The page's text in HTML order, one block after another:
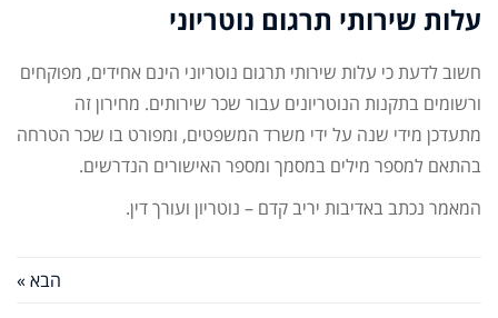
עלות שירותי תרגום נוטריוני
חשוב לדעת כי עלות שירותי תרגום נוטריוני הינם אחידים, מפוקחים
ורשומים בתקנות הנוטריונים עבור שכר שירותים. מחירון זה
מתעדכן מידי שנה על ידי משרד המשפטים, ומפורט בו שכר הטרחה
בהתאם למספר מילים במסמך ומספר האישורים הנדרשים.
המאמר נכתב באדיבות יריב קדם – נוטריון ועורך דין.
הבא »